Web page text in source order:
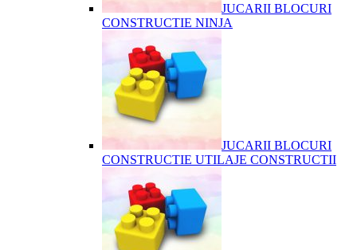
JUCARII BLOCURI
CONSTRUCTIE NINJA
JUCARII BLOCURI
CONSTRUCTIE UTILAJE CONSTRUCTII